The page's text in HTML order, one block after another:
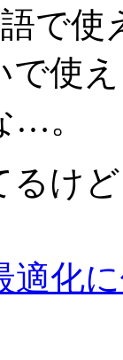
で使
で使
…。
るけ
化